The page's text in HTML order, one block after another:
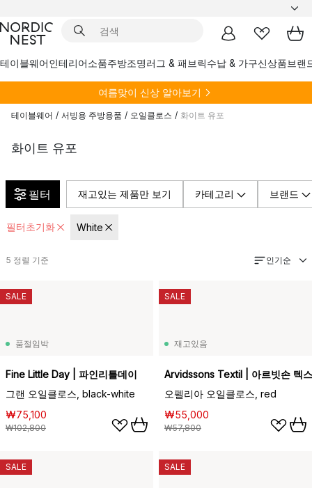
테이블웨어인테리어소품주방조명러그 & 패브릭수납 & 가구신상품브랜
여름맞이 신상 알아보기
테이블웨어 / 서빙용 주방용품 / 오일클로스 / 화이트 유포
화이트 유포
필터 재고있는 제품만 보기 카테고리 브랜드
필터초기화 White
5 정렬 기준 인기순
품절임박
Fine Little Day | 파인리틀데이
그랜 오일클로스, black-white
₩75,100
₩102,800
SALE
재고있음
Arvidssons Textil | 아르빗손 텍
오펠리아 오일클로스, red
₩55,000
₩57,800
SALE
SALE SALE